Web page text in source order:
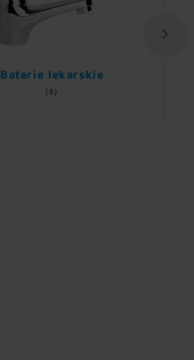
Baterie lekarskie
(6)